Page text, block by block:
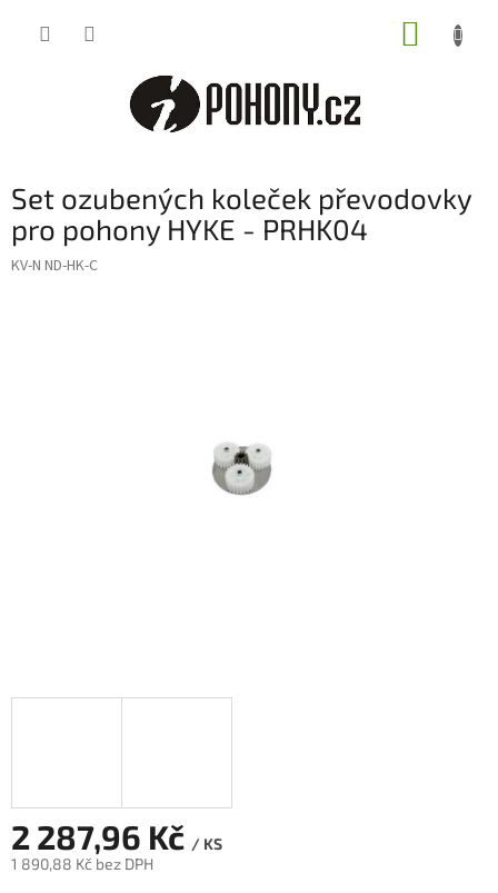
Set ozubených koleček převodovky
pro pohony HYKE - PRHK04
KV-N ND-HK-C
2 287,96 Kč / KS
1 890,88 Kč bez DPH